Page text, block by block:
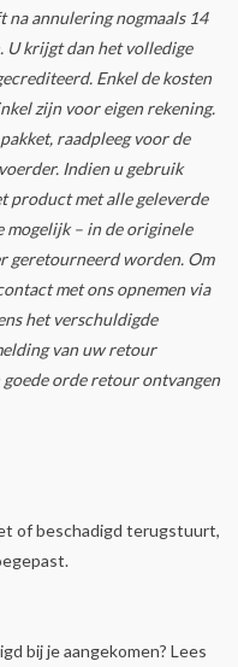
na annulering nogmaals 14
U krijgt dan het volledige
Enkel de kosten
zijn voor eigen rekening.
raadpleeg voor de
Indien u gebruik
product met alle geleverde
– in de originele
geretourneerd worden. Om
met ons opnemen via
het verschuldigde
van uw retour
orde retour ontvangen
of beschadigd terugstuurt,
bij je aangekomen? Lees